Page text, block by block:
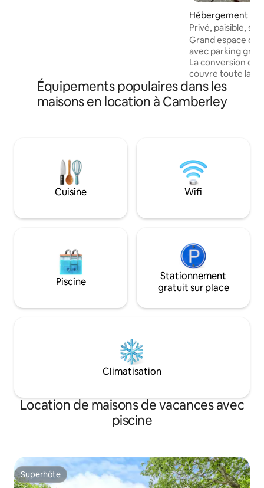
Hébergement ⋅
Privé, paisible,
Grand espace de
avec parking
La conversion du
couvre toute la
prolongé et
privée et une
principale
canapé-lit ici
flexibilité de
dispose d'un
grille-pain, d'un
pas
Équipements populaires dans les
maisons en location à Camberley
Cuisine Wifi
Piscine
Stationnement
gratuit sur place
Climatisation
Location de maisons de vacances avec
piscine
Superhôte
Superhôte